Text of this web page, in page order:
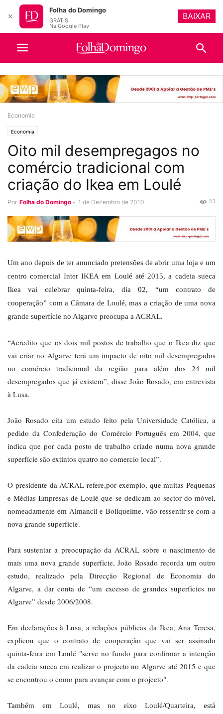
Economia
Economia
Oito mil desempregagos no
comércio tradicional com
criação do Ikea em Loulé
Por Folha do Domingo - 1 de Dezembro de 2010 51
Um ano depois de ter anunciado pretensões de abrir uma loja e um
centro comercial Inter IKEA em Loulé até 2015, a cadeia sueca
Ikea vai celebrar quinta-feira, dia 02, “um contrato de
cooperação” com a Câmara de Loulé, mas a criação de uma nova
grande superfície no Algarve preocupa a ACRAL.
“Acredito que os dois mil postos de trabalho que o Ikea diz que
vai criar no Algarve terá um impacto de oito mil desempregados
no comércio tradicional da região para além dos 24 mil
desempregados que já existem”, disse João Rosado, em entrevista
à Lusa.
João Rosado cita um estudo feito pela Universidade Católica, a
pedido da Confederação do Comércio Português em 2004, que
indica que por cada posto de trabalho criado numa nova grande
superfície são extintos quatro no comercio local”.
O presidente da ACRAL refere,por exemplo, que muitas Pequenas
e Médias Empresas de Loulé que se dedicam ao sector do móvel,
nomeadamente em Almancil e Boliqueime, vão ressentir-se com a
nova grande superfície.
Para sustentar a preocupação da ACRAL sobre o nascimento de
mais uma nova grande superfície, João Rosado recorda um outro
estudo, realizado pela Direcção Regional de Economia do
Algarve, a dar conta de “um excesso de grandes superfícies no
Algarve” desde 2006/2008.
Em declarações à Lusa, a relações públicas da Ikea, Ana Teresa,
explicou que o contrato de cooperação que vai ser assinado
quinta-feira em Loulé "serve no fundo para confirmar a intenção
da cadeia sueca em realizar o projecto no Algarve até 2015 e que
se encontrou o como para avançar com o projecto".
Também em Loulé, mas no eixo Loulé/Quarteira, está
✕
Folha do Domingo
GRÁTIS
Na Google Play
BAIXAR